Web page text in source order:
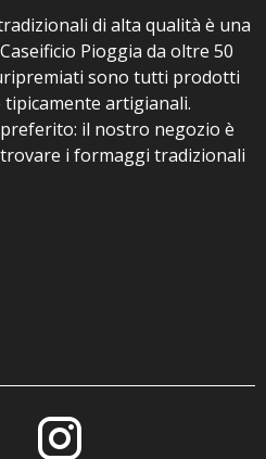
nella
pagina
prodotto
di alta qualità è una
Pioggia da oltre 50
sono tutti prodotti
artigianali.
il nostro negozio è
i formaggi tradizionali